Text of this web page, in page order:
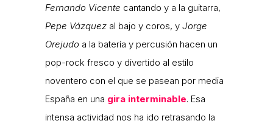
Fernando Vicente cantando y a la guitarra,
Pepe Vázquez al bajo y coros, y Jorge
Orejudo a la batería y percusión hacen un
pop-rock fresco y divertido al estilo
noventero con el que se pasean por media
España en una gira interminable. Esa
intensa actividad nos ha ido retrasando la